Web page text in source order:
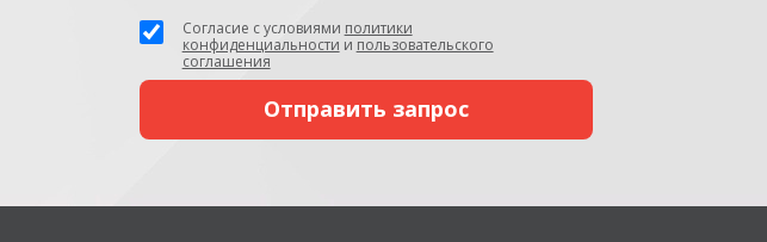
Согласие с условиями политики
конфиденциальности и пользовательского
соглашения